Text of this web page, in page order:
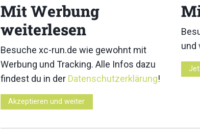
7
12 13
Mit Werbung
weiterlesen
Besuche xc-run.de wie gewohnt mit
Werbung und Tracking. Alle Infos dazu
findest du in der Datenschutzerklärung!
Akzeptieren und weiter
und